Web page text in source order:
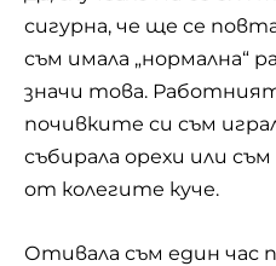
сигурна, че ще се
съм имала „нормална“
значи това.
почивките си съм
събирала орехи или
от колегите куче.
Отивала съм един час